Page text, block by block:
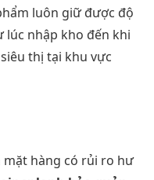
luôn giữ được độ
nhập kho đến khi
thị tại khu vực
mặt hàng có rủi ro hư